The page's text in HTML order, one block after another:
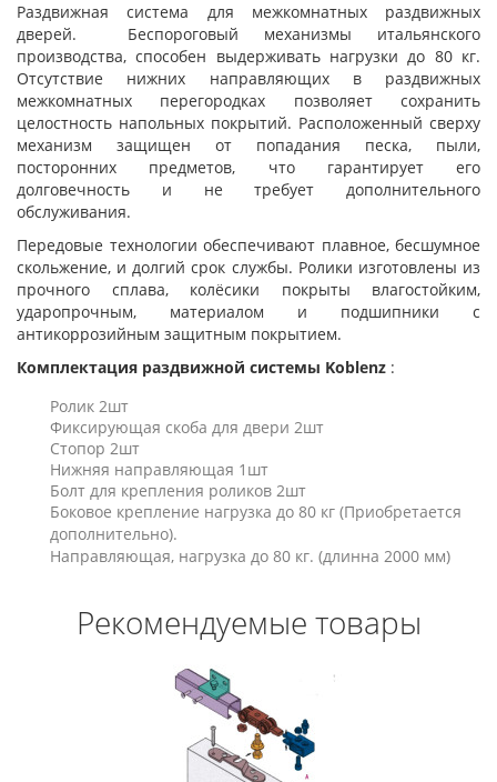
Раздвижная система для межкомнатных раздвижных
дверей. Беспороговый механизмы итальянского
производства, способен выдерживать нагрузки до 80 кг.
Отсутствие нижних направляющих в раздвижных
межкомнатных перегородках позволяет сохранить
целостность напольных покрытий. Расположенный сверху
механизм защищен от попадания песка, пыли,
посторонних предметов, что гарантирует его
долговечность и не требует дополнительного
обслуживания.
Передовые технологии обеспечивают плавное, бесшумное
скольжение, и долгий срок службы. Ролики изготовлены из
прочного сплава, колёсики покрыты влагостойким,
ударопрочным, материалом и подшипники с
антикоррозийным защитным покрытием.
Комплектация раздвижной системы Koblenz :
Ролик 2шт
Фиксирующая скоба для двери 2шт
Стопор 2шт
Нижняя направляющая 1шт
Болт для крепления роликов 2шт
Боковое крепление нагрузка до 80 кг (Приобретается
дополнительно).
Направляющая, нагрузка до 80 кг. (длинна 2000 мм)
Рекомендуемые товары